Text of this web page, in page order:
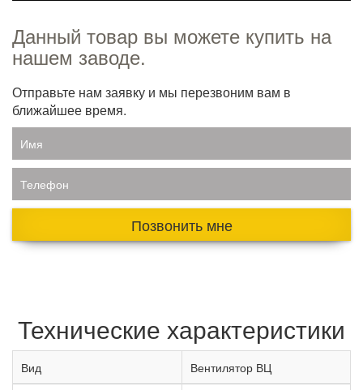
Данный товар вы можете купить на
нашем заводе.
Отправьте нам заявку и мы перезвоним вам в
ближайшее время.
Имя
Телефон
Позвонить мне
Технические характеристики
Вид Вентилятор ВЦ